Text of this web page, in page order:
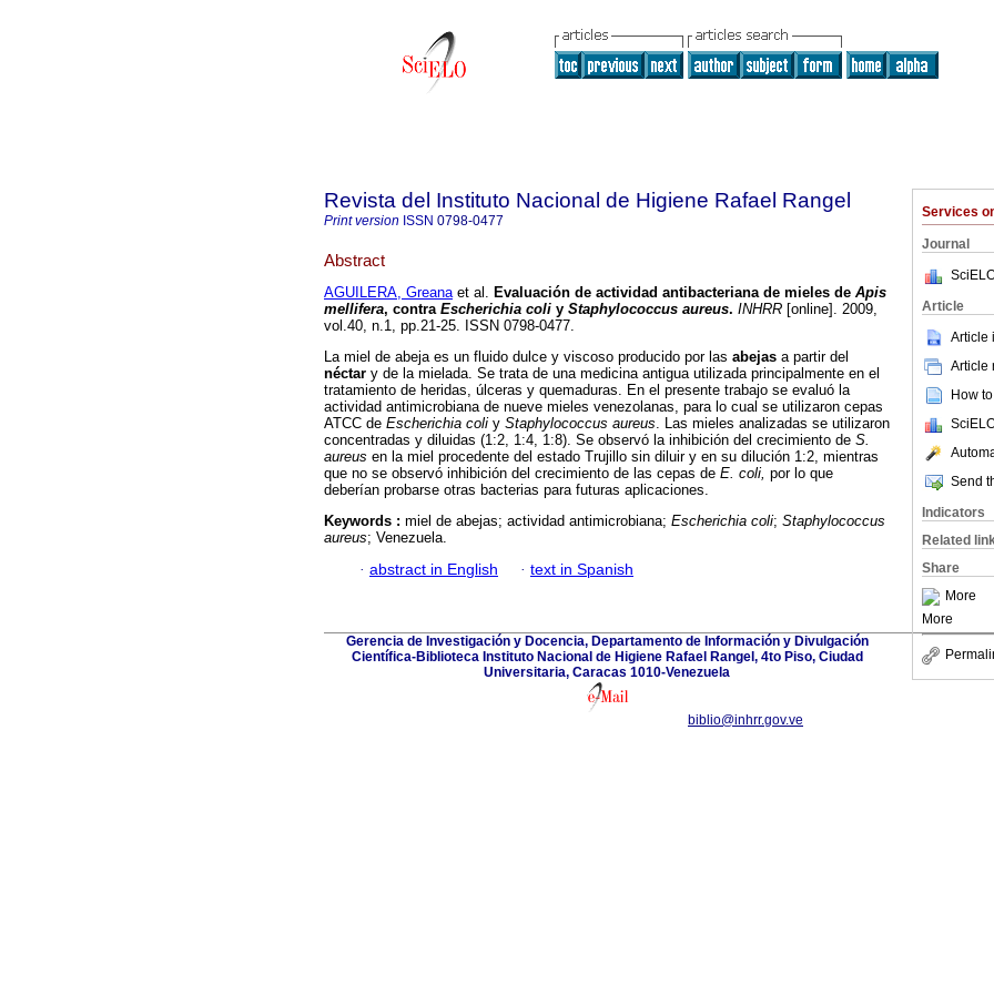
Services
Journal
Article
Article
Article
How
Send
Indicators
Related
Share
More
More
Revista del Instituto Nacional de Higiene Rafael Rangel
Print version ISSN 0798-0477
Abstract
AGUILERA, Greanaet al. Evaluación de actividad antibacteriana de mieles de Apis
mellifera, contra Escherichia coli y Staphylococcus aureus. INHRR [online]. 2009,
vol.40, n.1, pp.21-25. ISSN 0798-0477.
La miel de abeja es un fluido dulce y viscoso producido por las abejas a partir del
néctar y de la mielada. Se trata de una medicina antigua utilizada principalmente en el
tratamiento de heridas, úlceras y quemaduras. En el presente trabajo se evaluó la
actividad antimicrobiana de nueve mieles venezolanas, para lo cual se utilizaron cepas
ATCC de Escherichia coli y Staphylococcus aureus. Las mieles analizadas se utilizaron
concentradas y diluidas (1:2, 1:4, 1:8). Se observó la inhibición del crecimiento de S.
aureus en la miel procedente del estado Trujillo sin diluir y en su dilución 1:2, mientras
que no se observó inhibición del crecimiento de las cepas de E. coli, por lo que
deberían probarse otras bacterias para futuras aplicaciones.
Keywords : miel de abejas; actividad antimicrobiana; Escherichia coli; Staphylococcus
aureus; Venezuela.
· abstract in English · text in Spanish
Gerencia de Investigación y Docencia, Departamento de Información y Divulgación
Científica-Biblioteca Instituto Nacional de Higiene Rafael Rangel, 4to Piso, Ciudad
Universitaria, Caracas 1010-Venezuela
biblio@inhrr.gov.ve